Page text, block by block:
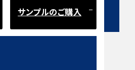
サンプルのご購入